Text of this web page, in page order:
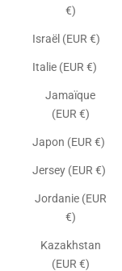
€)
Israël (EUR €)
Italie (EUR €)
Jamaïque
(EUR €)
Japon (EUR €)
Jersey (EUR €)
Jordanie (EUR
€)
Kazakhstan
(EUR €)